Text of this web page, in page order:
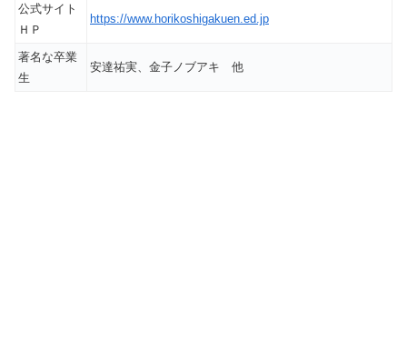
公式サイト
ＨＰ
https://www.horikoshigakuen.ed.jp
著名な卒業
生
安達祐実、金子ノブアキ 他